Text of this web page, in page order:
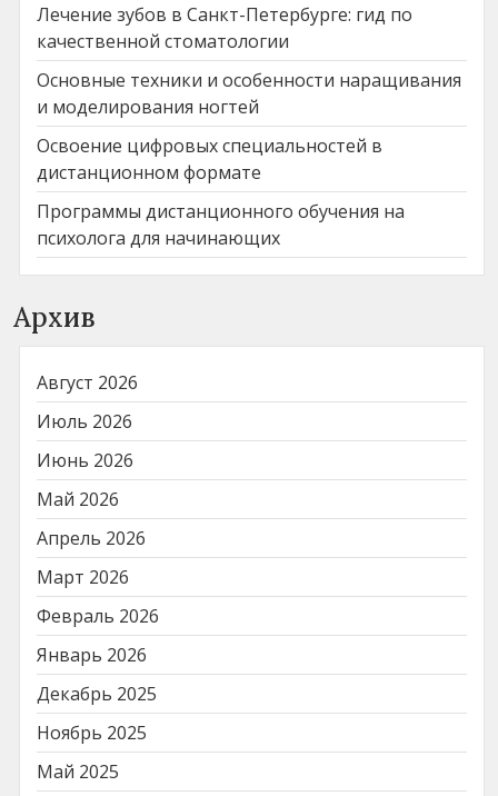
Лечение зубов в Санкт-Петербурге: гид по
качественной стоматологии
Основные техники и особенности наращивания
и моделирования ногтей
Освоение цифровых специальностей в
дистанционном формате
Программы дистанционного обучения на
психолога для начинающих
Архив
Август 2026
Июль 2026
Июнь 2026
Май 2026
Апрель 2026
Март 2026
Февраль 2026
Январь 2026
Декабрь 2025
Ноябрь 2025
Май 2025